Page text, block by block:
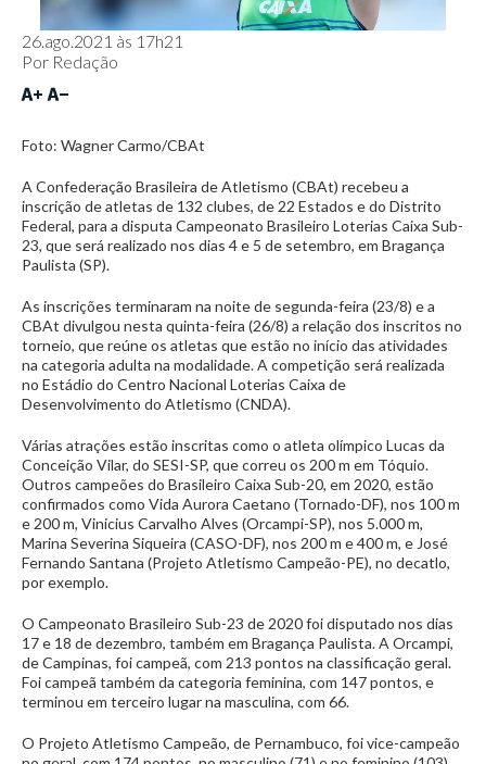
26.ago.2021 às 17h21
Por Redação
Foto: Wagner Carmo/CBAt
A Confederação Brasileira de Atletismo (CBAt) recebeu a
inscrição de atletas de 132 clubes, de 22 Estados e do Distrito
Federal, para a disputa Campeonato Brasileiro Loterias Caixa Sub-
23, que será realizado nos dias 4 e 5 de setembro, em Bragança
Paulista (SP).
As inscrições terminaram na noite de segunda-feira (23/8) e a
CBAt divulgou nesta quinta-feira (26/8) a relação dos inscritos no
torneio, que reúne os atletas que estão no início das atividades
na categoria adulta na modalidade. A competição será realizada
no Estádio do Centro Nacional Loterias Caixa de
Desenvolvimento do Atletismo (CNDA).
Várias atrações estão inscritas como o atleta olímpico Lucas da
Conceição Vilar, do SESI-SP, que correu os 200 m em Tóquio.
Outros campeões do Brasileiro Caixa Sub-20, em 2020, estão
confirmados como Vida Aurora Caetano (Tornado-DF), nos 100 m
e 200 m, Vinicius Carvalho Alves (Orcampi-SP), nos 5.000 m,
Marina Severina Siqueira (CASO-DF), nos 200 m e 400 m, e José
Fernando Santana (Projeto Atletismo Campeão-PE), no decatlo,
por exemplo.
O Campeonato Brasileiro Sub-23 de 2020 foi disputado nos dias
17 e 18 de dezembro, também em Bragança Paulista. A Orcampi,
de Campinas, foi campeã, com 213 pontos na classificação geral.
Foi campeã também da categoria feminina, com 147 pontos, e
terminou em terceiro lugar na masculina, com 66.
O Projeto Atletismo Campeão, de Pernambuco, foi vice-campeão